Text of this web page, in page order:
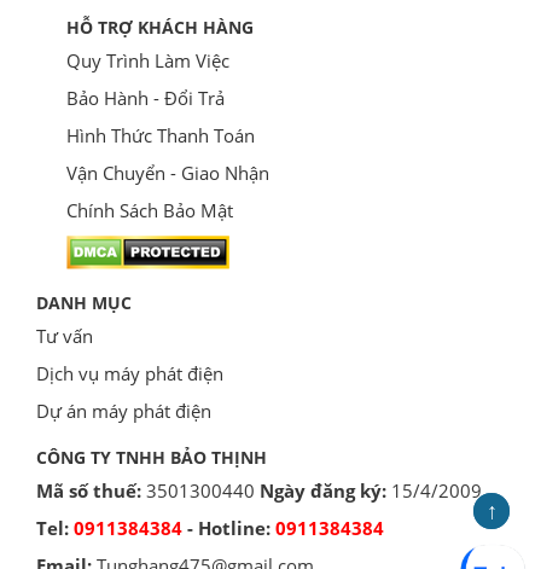
HỖ TRỢ KHÁCH HÀNG
Quy Trình Làm Việc
Bảo Hành - Đổi Trả
Hình Thức Thanh Toán
Vận Chuyển - Giao Nhận
Chính Sách Bảo Mật
DANH MỤC
Tư vấn
Dịch vụ máy phát điện
Dự án máy phát điện
CÔNG TY TNHH BẢO THỊNH
Mã số thuế: 3501300440 Ngày đăng ký: 15/4/2009
Tel: 0911384384 - Hotline: 0911384384
↑
↑